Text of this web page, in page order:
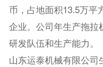
币，占地面积13.5万平
企业。公司年生产拖拉
研发队伍和生产能力。
山东运泰机械有限公司